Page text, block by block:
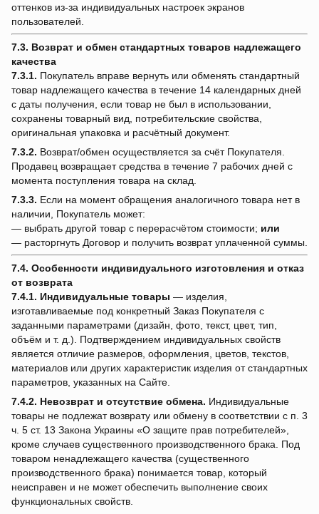
оттенков из-за индивидуальных настроек экранов
пользователей.
7.3. Возврат и обмен стандартных товаров надлежащего
качества
7.3.1. Покупатель вправе вернуть или обменять стандартный
товар надлежащего качества в течение 14 календарных дней
с даты получения, если товар не был в использовании,
сохранены товарный вид, потребительские свойства,
оригинальная упаковка и расчётный документ.
7.3.2. Возврат/обмен осуществляется за счёт Покупателя.
Продавец возвращает средства в течение 7 рабочих дней с
момента поступления товара на склад.
7.3.3. Если на момент обращения аналогичного товара нет в
наличии, Покупатель может:
— выбрать другой товар с перерасчётом стоимости; или
— расторгнуть Договор и получить возврат уплаченной суммы.
7.4. Особенности индивидуального изготовления и отказ
от возврата
7.4.1. Индивидуальные товары — изделия,
изготавливаемые под конкретный Заказ Покупателя с
заданными параметрами (дизайн, фото, текст, цвет, тип,
объём и т. д.). Подтверждением индивидуальных свойств
является отличие размеров, оформления, цветов, текстов,
материалов или других характеристик изделия от стандартных
параметров, указанных на Сайте.
7.4.2. Невозврат и отсутствие обмена. Индивидуальные
товары не подлежат возврату или обмену в соответствии с п. 3
ч. 5 ст. 13 Закона Украины «О защите прав потребителей»,
кроме случаев существенного производственного брака. Под
товаром ненадлежащего качества (существенного
производственного брака) понимается товар, который
неисправен и не может обеспечить выполнение своих
функциональных свойств.